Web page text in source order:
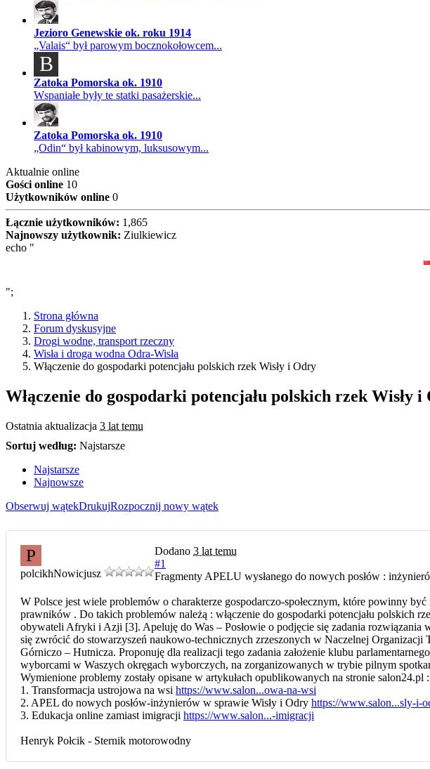
Jezioro Genewskie ok. roku 1914
„Valais“ był parowym bocznokołowcem...
B
Zatoka Pomorska ok. 1910
Wspaniałe były te statki pasażerskie...
Zatoka Pomorska ok. 1910
„Odin“ był kabinowym, luksusowym...
Aktualnie online
Gości online 10
Użytkowników online 0
Łącznie użytkowników: 1,865
Najnowszy użytkownik: Ziulkiewicz
echo "
";
Strona główna
Forum dyskusyjne
Drogi wodne, transport rzeczny
Wisła i droga wodna Odra-Wisła
Włączenie do gospodarki potencjału polskich rzek Wisły i Odry
Włączenie do gospodarki potencjału polskich rzek Wisły i
Ostatnia aktualizacja 3 lat temu
Sortuj według: Najstarsze
Najstarsze
Najnowsze
Obserwuj wątekDrukujRozpocznij nowy wątek
P
polcikhNowicjusz
Dodano 3 lat temu
#1
Fragmenty APELU wysłanego do nowych posłów :
W Polsce jest wiele problemów o charakterze gospodarczo-społecznym, które powinny
prawników . Do takich problemów należą : włączenie do gospodarki potencjału polskich
obywateli Afryki i Azji [3]. Apeluję do Was – Posłowie o podjęcie się zadania
się zwrócić do stowarzyszeń naukowo-technicznych zrzeszonych w Naczelnej
Górniczo – Hutnicza. Proponuję dla realizacji tego zadania założenie klubu
wyborcami w Waszych okręgach wyborczych, na zorganizowanych w trybie pilnym
Wymienione problemy zostały opisane w artykułach opublikowanych na stronie salon24.pl :
1. Transformacja ustrojowa na wsi https://www.salon...owa-na-wsi
2. APEL do nowych posłów-inżynierów w sprawie Wisły i Odry https://www.salon...sly-i-
3. Edukacja online zamiast imigracji https://www.salon...-imigracji
Henryk Połcik - Sternik motorowodny